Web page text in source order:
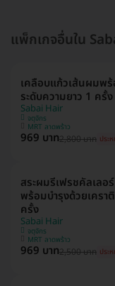
แพ็กเกจอื่นใน
เคลือบแก้วเส้นผมพ
ระดับความยาว 1 ครั้ง
Sabai Hair
จตุจักร
MRT ลาดพร้าว
969 บาท2,800 บาท ประ
สระผมรีเฟรชคัลเลอ
พร้อมบำรุงด้วยเครา
ครั้ง
Sabai Hair
จตุจักร
MRT ลาดพร้าว
969 บาท2,500 บาท ประ